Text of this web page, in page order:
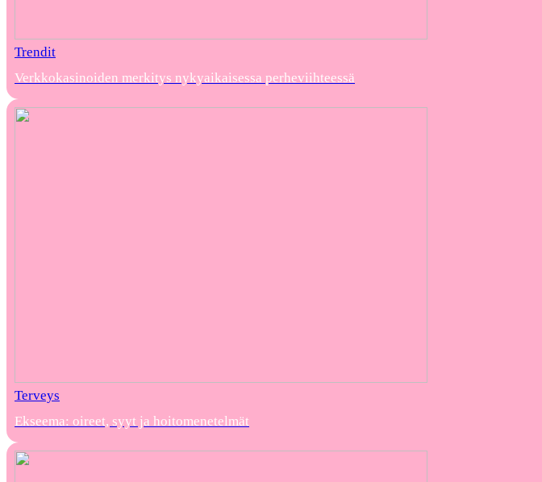
Trendit
Verkkokasinoiden merkitys nykyaikaisessa perheviihteessä
Terveys
Ekseema: oireet, syyt ja hoitomenetelmät